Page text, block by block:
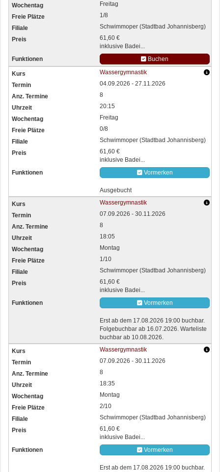
Freitag
1/8
Schwimmoper (Stadtbad Johannisberg)
61,60 €
inklusive Badei...
Buchen
Wassergymnastik
04.09.2026 - 27.11.2026
8
20:15
Freitag
0/8
Schwimmoper (Stadtbad Johannisberg)
61,60 €
inklusive Badei...
Vormerken
Ausgebucht
Wassergymnastik
07.09.2026 - 30.11.2026
8
18:05
Montag
1/10
Schwimmoper (Stadtbad Johannisberg)
61,60 €
inklusive Badei...
Vormerken
Erst ab dem 17.08.2026 19:00 buchbar.
Folgebuchbar ab 16.07.2026. Warteliste
buchbar ab 10.08.2026.
Wassergymnastik
07.09.2026 - 30.11.2026
8
18:35
Montag
2/10
Schwimmoper (Stadtbad Johannisberg)
61,60 €
inklusive Badei...
Vormerken
Erst ab dem 17.08.2026 19:00 buchbar.